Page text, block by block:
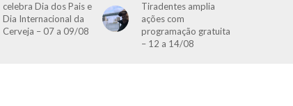
celebra Dia dos Pais e
Dia Internacional da
Cerveja – 07 a 09/08
Tiradentes amplia
ações com
programação gratuita
– 12 a 14/08